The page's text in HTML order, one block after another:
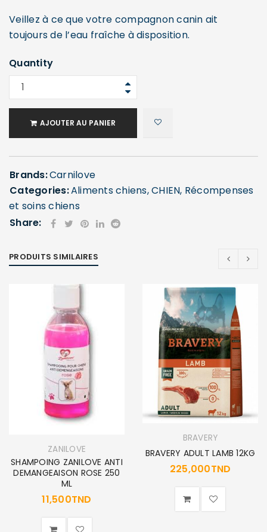
Veillez à ce que votre compagnon canin ait
toujours de l’eau fraîche à disposition.
Quantity
AJOUTER AU PANIER
Brands:Carnilove
Categories:Aliments chiens,CHIEN, Récompenses
et soins chiens
Share:
PRODUITS SIMILAIRES
ZANILOVE
SHAMPOING ZANILOVE ANTI
DEMANGEAISON ROSE 250
ML
11,500TND
BRAVERY
BRAVERY ADULT LAMB 12KG
225,000TND